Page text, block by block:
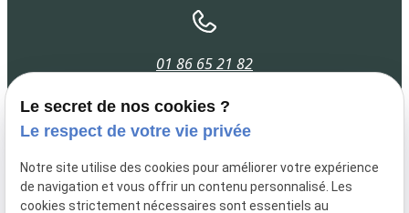
01 86 65 21 82
01 42 43 04 88
Le secret de nos cookies ?
Le respect de votre vie privée
Notre site utilise des cookies pour améliorer votre expérience
de navigation et vous offrir un contenu personnalisé. Les
cookies strictement nécessaires sont essentiels au